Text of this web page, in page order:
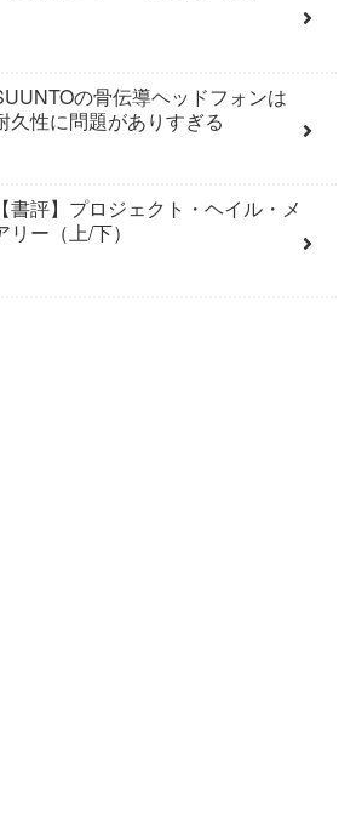
の骨伝導ヘッドフォンは
久性に問題がありすぎる
【書評】プロジェクト・ヘイル・メ
リー（上/下）